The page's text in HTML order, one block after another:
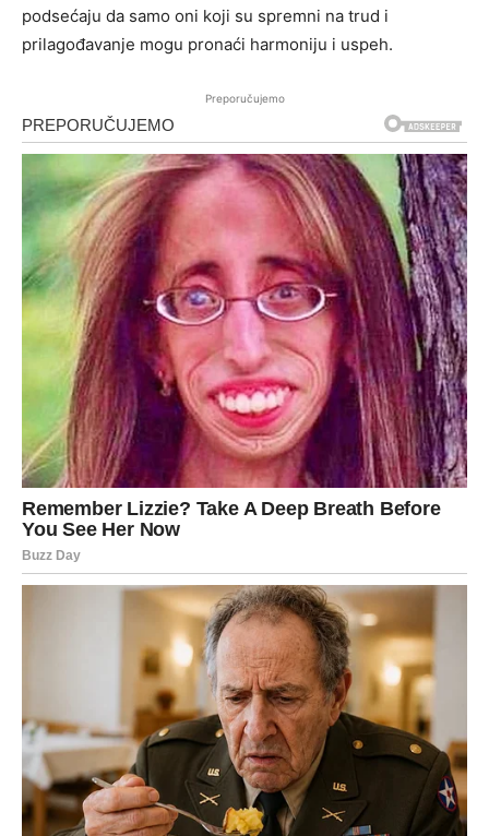
podsećaju da samo oni koji su spremni na trud i
prilagođavanje mogu pronaći harmoniju i uspeh.
Preporučujemo